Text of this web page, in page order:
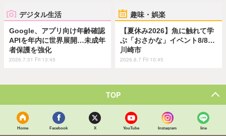
デジタル生活
Google、アプリ向け年齢確認
APIを年内に世界展開…未成年
者保護を強化
2026.7.31 Fri 13:45
趣味・娯楽
【夏休み2026】魚に触れて学
ぶ「おさかな」イベント8/8…
川崎市
2026.8.7 Fri 10:45
TOP
Home Facebook X YouTube Instagram line